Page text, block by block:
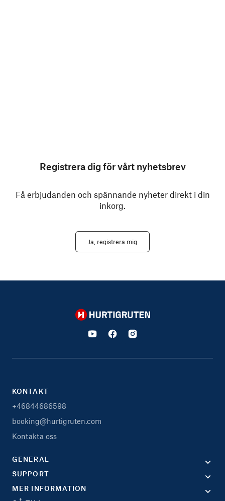
Registrera dig för vårt nyhetsbrev
Få erbjudanden och spännande nyheter direkt i din
inkorg.
Ja, registrera mig
Hurtigruten
KONTAKT
+46844686598
booking@hurtigruten.com
Kontakta oss
GENERAL
SUPPORT
MER INFORMATION